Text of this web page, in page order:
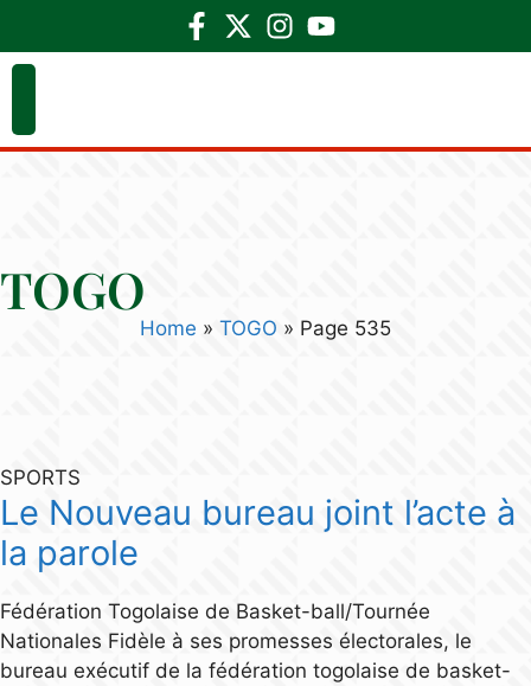
TOGO
Home » TOGO » Page 535
SPORTS
Le Nouveau bureau joint l’acte à
la parole
Fédération Togolaise de Basket-ball/Tournée
Nationales Fidèle à ses promesses électorales, le
bureau exécutif de la fédération togolaise de basket-